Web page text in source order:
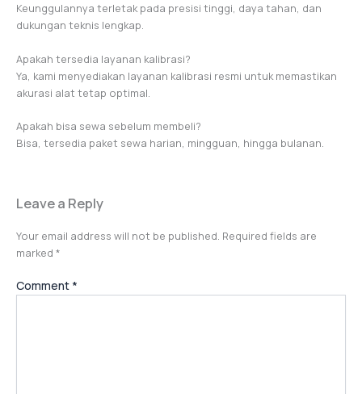
Keunggulannya terletak pada presisi tinggi, daya tahan, dan
dukungan teknis lengkap.
Apakah tersedia layanan kalibrasi?
Ya, kami menyediakan layanan kalibrasi resmi untuk memastikan
akurasi alat tetap optimal.
Apakah bisa sewa sebelum membeli?
Bisa, tersedia paket sewa harian, mingguan, hingga bulanan.
Leave a Reply
Your email address will not be published. Required fields are
marked *
Comment *